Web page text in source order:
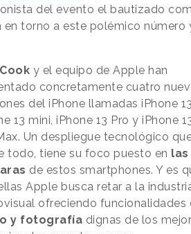
del evento el bautizado
en torno a este polémico número
y el equipo de Apple han
concretamente cuatro
del iPhone llamadas iPhone 13,
13 mini, iPhone 13 Pro y iPhone
Un despliegue tecnológico
todo, tiene su foco puesto en las
de estos smartphones. Y es
Apple busca retar a la
ofreciendo funcionalidades
y fotografía dignas de los